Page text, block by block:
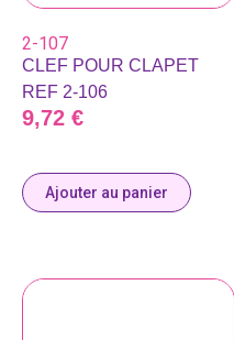
2-107
CLEF POUR CLAPET
REF 2-106
9,72 €
Ajouter au panier